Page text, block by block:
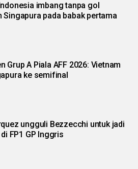
imbang tanpa gol
Singapura pada babak pertama
Grup A Piala AFF 2026: Vietnam
ke semifinal
ungguli Bezzecchi untuk jadi
FP1 GP Inggris